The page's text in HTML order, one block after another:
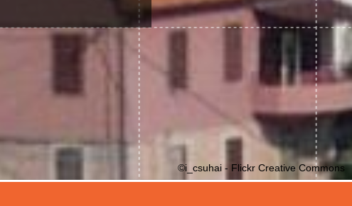
©i_csuhai - Flickr Creative Commons